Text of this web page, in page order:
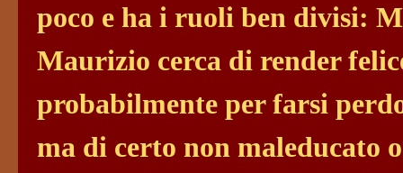
poco e ha i ruoli ben divisi:
Maurizio cerca di render
probabilmente per farsi
ma di certo non maleducato